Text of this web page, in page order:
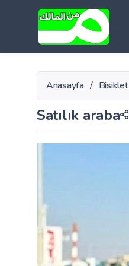
Anasayfa / Bisiklet
Satılık araba